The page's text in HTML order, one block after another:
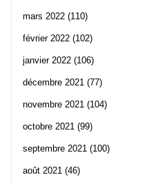
mars 2022 (110)
février 2022 (102)
janvier 2022 (106)
décembre 2021 (77)
novembre 2021 (104)
octobre 2021 (99)
septembre 2021 (100)
août 2021 (46)